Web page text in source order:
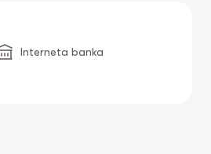
Interneta banka